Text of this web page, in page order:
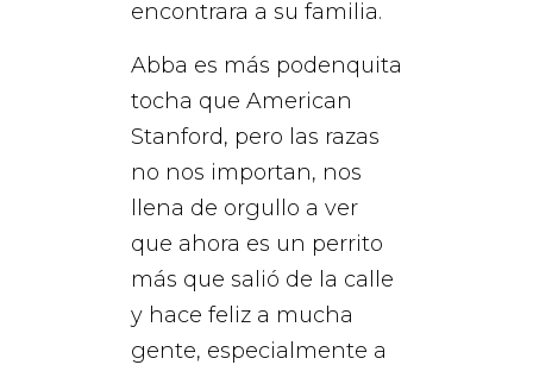
encontrara a su familia.
Abba es más podenquita
tocha que American
Stanford, pero las razas
no nos importan, nos
llena de orgullo a ver
que ahora es un perrito
más que salió de la calle
y hace feliz a mucha
gente, especialmente a